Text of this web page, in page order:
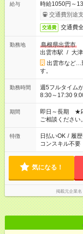
給与
時給1050円～
交通費別途
交通費 交通費
勤務地
島根県出雲市
出雲市駅 / 大
出雲市など…
す。
勤務時間
週5フルタイムがメインです！
8:30～17:30
その他にも勤
ご希望を教えて
期間
即日～長期 ★
ご相談ください
特徴 日払いOK / 履
コンスキル不要
気になる！
掲載元企業名